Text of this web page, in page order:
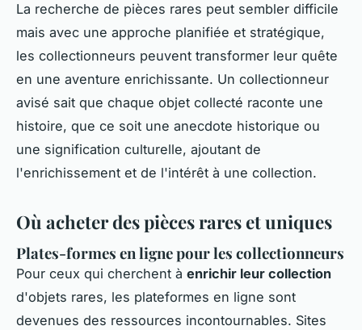
La recherche de pièces rares peut sembler difficile
mais avec une approche planifiée et stratégique,
les collectionneurs peuvent transformer leur quête
en une aventure enrichissante. Un collectionneur
avisé sait que chaque objet collecté raconte une
histoire, que ce soit une anecdote historique ou
une signification culturelle, ajoutant de
l'enrichissement et de l'intérêt à une collection.
Où acheter des pièces rares et uniques
Plates-formes en ligne pour les collectionneurs
Pour ceux qui cherchent à enrichir leur collection
d'objets rares, les plateformes en ligne sont
devenues des ressources incontournables. Sites